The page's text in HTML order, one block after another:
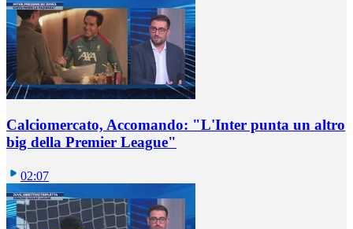
Calciomercato, Accomando: "L'Inter punta un altro
big della Premier League"
02:07